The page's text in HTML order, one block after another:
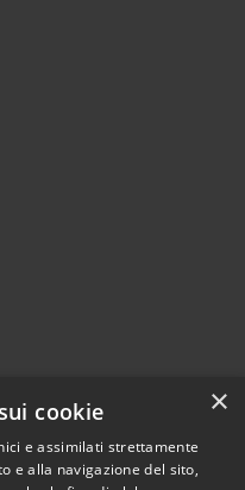
×
cookie
e assimilati strettamente
e alla navigazione del sito,